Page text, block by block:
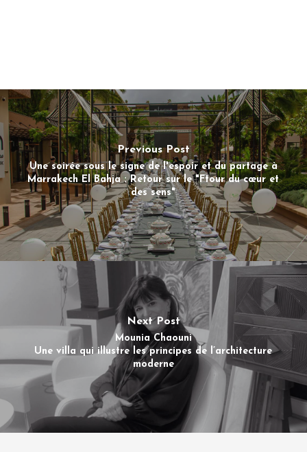
Previous Post
Une soirée sous le signe de l'espoir et du partage à
Marrakech El Bahja : Retour sur le "Ftour du cœur et
des sens"
Next Post
Mounia Chaouni
Une villa qui illustre les principes de l’architecture
moderne